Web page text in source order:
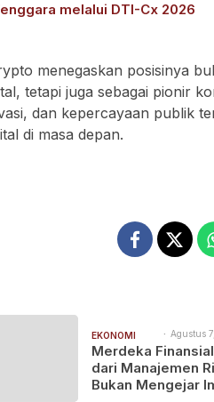
melalui DTI-Cx 2026
menegaskan posisinya
tetapi juga sebagai pionir
dan kepercayaan publik
di masa depan.
EKONOMI
BISNIS
Agustus
2:39 pm
Merdeka
dari Manajemen
Bukan Mengejar